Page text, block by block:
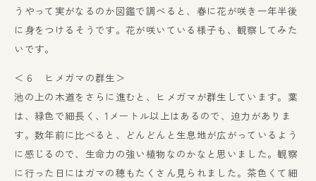
うやって実がなるのか図鑑で調べると、春に花が咲き一年半後
に身をつけるそうです。花が咲いている様子も、観察してみた
いです。
＜６ ヒメガマの群生＞
池の上の木道をさらに進むと、ヒメガマが群生しています。葉
は、緑色で細長く、1メートル以上はあるので、迫力がありま
す。数年前に比べると、どんどんと生息地が広がっているよう
に感じるので、生命力の強い植物なのかなと思いました。観察
に行った日にはガマの穂もたくさん見られました。茶色くて細